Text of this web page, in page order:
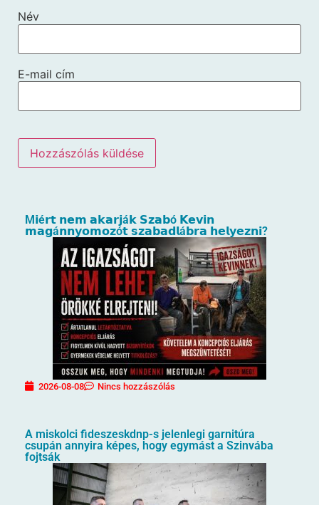
Név
E-mail cím
M𝗶é𝗿𝘁 𝗻𝗲𝗺 𝗮𝗸𝗮𝗿𝗷á𝗸 𝗦𝘇𝗮𝗯ó 𝗞𝗲𝘃𝗶𝗻
𝗺𝗮𝗴á𝗻𝗻𝘆𝗼𝗺𝗼𝘇ó𝘁 𝘀𝘇𝗮𝗯𝗮𝗱𝗹á𝗯𝗿𝗮 𝗵𝗲𝗹𝘆𝗲𝘇𝗻𝗶?
2026-08-08 Nincs hozzászólás
A miskolci fideszeskdnp-s jelenlegi garnitúra
csupán annyira képes, hogy egymást a Szinvába
fojtsák